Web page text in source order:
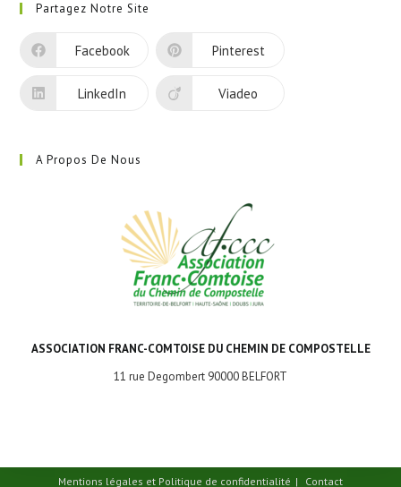
un
nouvel
Partagez Notre Site
Facebook Pinterest
LinkedIn Viadeo
A Propos De Nous
ASSOCIATION FRANC-COMTOISE DU CHEMIN DE COMPOSTELLE
11 rue Degombert 90000 BELFORT
Mentions légales et Politique de confidentialité Contact